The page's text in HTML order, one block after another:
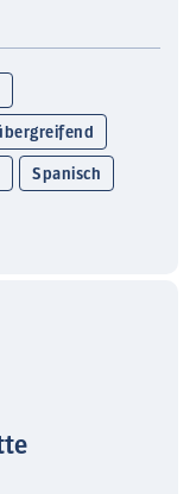
Spanisch